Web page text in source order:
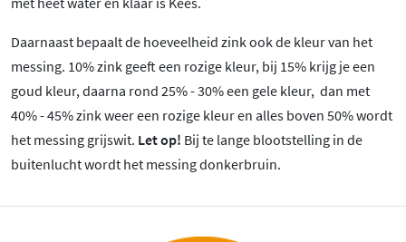
Daarnaast bepaalt de hoeveelheid zink ook de kleur van het
messing. 10% zink geeft een rozige kleur, bij 15% krijg je een
goud kleur, daarna rond 25% - 30% een gele kleur, dan met
40% - 45% zink weer een rozige kleur en alles boven 50% wordt
het messing grijswit. Let op! Bij te lange blootstelling in de
buitenlucht wordt het messing donkerbruin.